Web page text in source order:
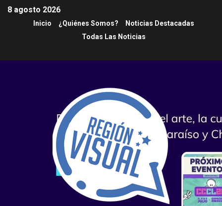
8 agosto 2026
Inicio ¿Quiénes Somos?
Noticias Destacadas
Todas Las Noticias